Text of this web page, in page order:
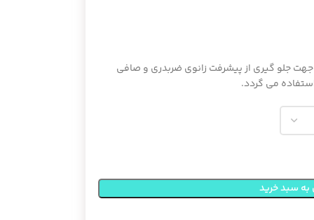
جلو گیری از پیشرفت زانوی ضربدری و صافی
می گردد.
به سبد خرید